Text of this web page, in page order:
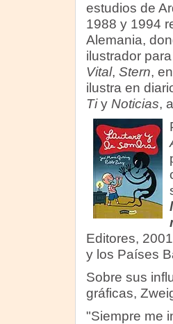
estudios de
1988 y 1994
Alemania,
ilustrador
Vital, Stern,
ilustra en
Tiy Noticias,
Editores,
y los Países
Sobre sus
gráficas,
"Siempre me